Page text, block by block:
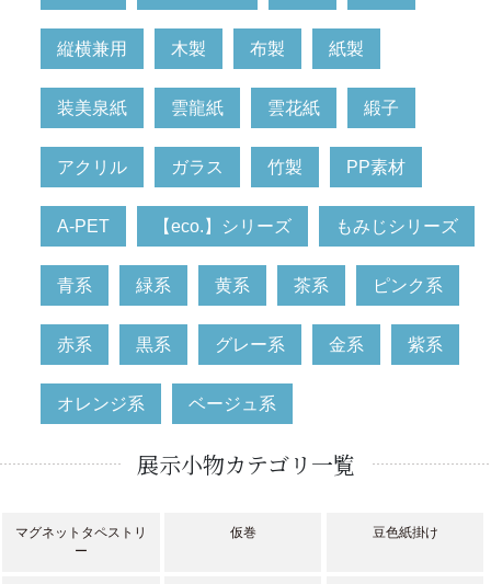
縦横兼用 木製 布製 紙製
装美泉紙 雲龍紙 雲花紙 緞子
アクリル ガラス 竹製 PP素材
A-PET 【eco.】シリーズ もみじシリーズ
青系 緑系 黄系 茶系 ピンク系
赤系 黒系 グレー系 金系 紫系
オレンジ系 ベージュ系
展示小物カテゴリ一覧
マグネットタペストリ
ー
仮巻 豆色紙掛け